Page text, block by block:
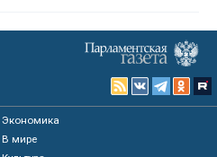
Экономика
В мире